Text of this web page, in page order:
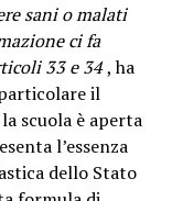
sani o malati
ci fa
33 e 34, ha
il
scuola è aperta
l’essenza
dello Stato